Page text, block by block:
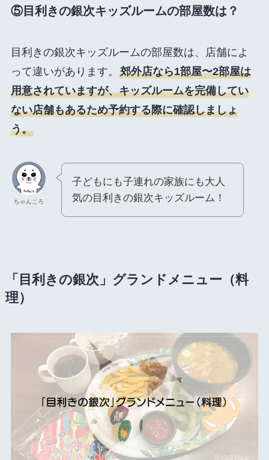
⑤目利きの銀次キッズルームの部屋数は？
目利きの銀次キッズルームの部屋数は、店舗によ
って違いがあります。 郊外店なら1部屋〜2部屋は
用意されていますが、キッズルームを完備してい
ない店舗もあるため予約する際に確認しましょ
う。
ちゃんころ
子どもにも子連れの家族にも大人
気の目利きの銀次キッズルーム！
「目利きの銀次」グランドメニュー（料
理）